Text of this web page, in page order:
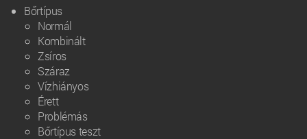
Bőrtípus
Normál
Kombinált
Zsíros
Száraz
Vízhiányos
Érett
Problémás
Bőrtípus teszt